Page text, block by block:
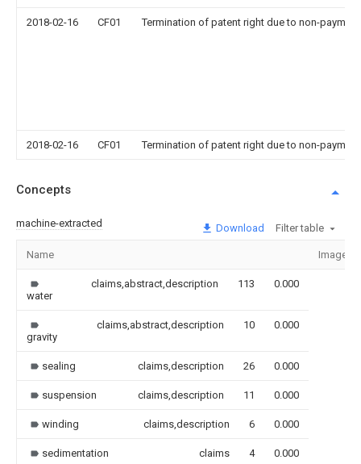
2018-02-16 CF01 Termination of patent right due to non-
2018-02-16 CF01 Termination of patent right due to non-
Concepts
machine-extracted Download Filter table
Name Image
water
claims,abstract,description 113 0.000
gravity
claims,abstract,description 10 0.000
sealing claims,description 26 0.000
suspension claims,description 11 0.000
winding claims,description 6 0.000
sedimentation claims 4 0.000